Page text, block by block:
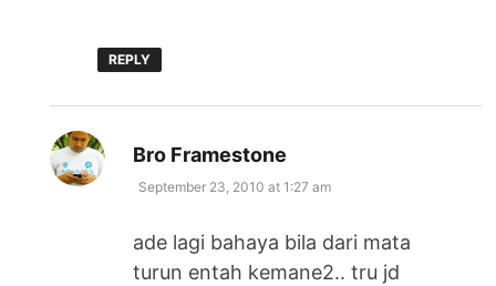
REPLY
Bro Framestone
September 23, 2010 at 1:27 am
ade lagi bahaya bila dari mata
turun entah kemane2.. tru jd